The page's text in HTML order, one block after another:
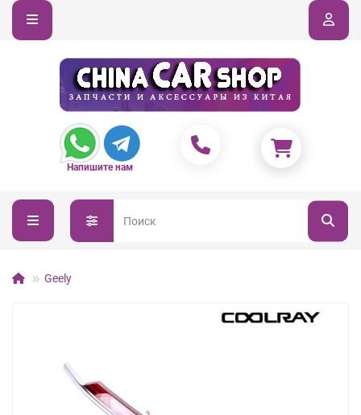
Напишите нам
Geely